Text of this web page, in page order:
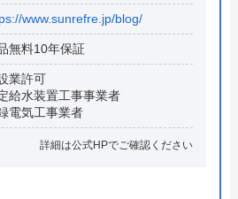
www.sunrefre.jp/blog/
無料10年保証
業許可
給水装置工事事業者
電気工事業者
詳細は公式HPでご確認ください